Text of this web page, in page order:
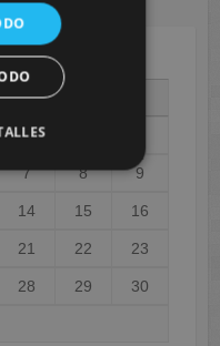
V
7 8 9
14 15 16
21 22 23
28 29 30